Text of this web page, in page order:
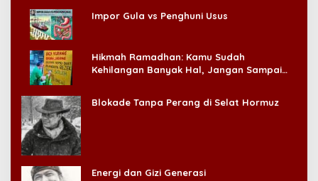
Impor Gula vs Penghuni Usus
Hikmah Ramadhan: Kamu Sudah
Kehilangan Banyak Hal, Jangan Sampai
Blokade Tanpa Perang di Selat Hormuz
Energi dan Gizi Generasi